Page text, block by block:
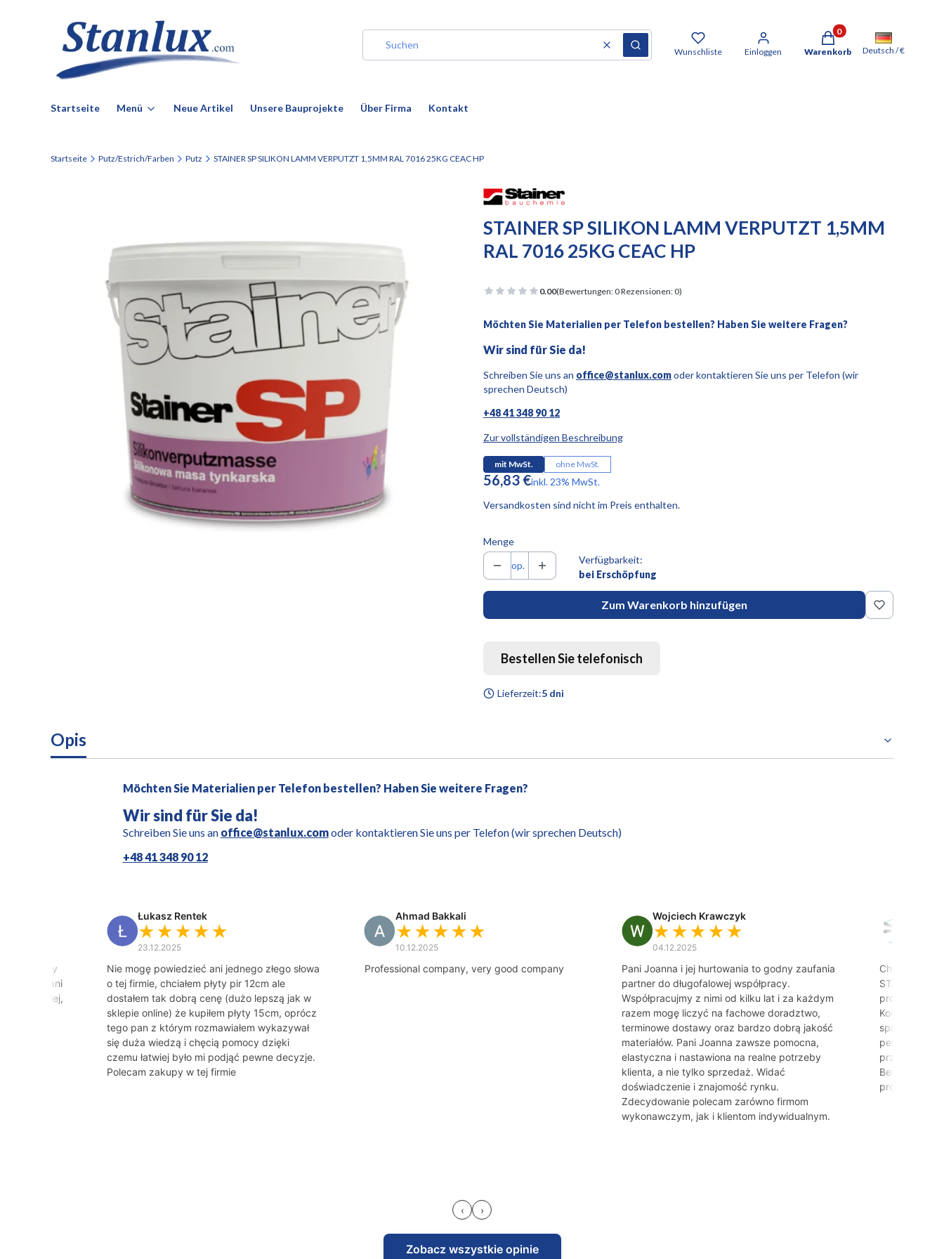
Zurücksetzen
Suchen Wunschliste Einloggen
Produkte im Warenkorb: 0.
Warenkorb Deutsch / €
Startseite Menü Neue Artikel Unsere Bauprojekte Über Firma Kontakt
Startseite Putz/Estrich/Farben Putz STAINER SP SILIKON LAMM VERPUTZT 1,5MM RAL 7016 25KG CEAC HP
STAINER SP SILIKON LAMM VERPUTZT 1,5MM
RAL 7016 25KG CEAC HP
0.00(Bewertungen: 0 Rezensionen: 0)
Möchten Sie Materialien per Telefon bestellen? Haben Sie weitere Fragen?
Wir sind für Sie da!
Schreiben Sie uns an office@stanlux.comoder kontaktieren Sie uns per Telefon (wir
sprechen Deutsch)
+48 41 348 90 12
Zur vollständigen Beschreibung
mit MwSt. ohne MwSt.
Preis
56,83 €inkl. 23% MwSt.
inkl. 23% MwSt.
Versandkosten sind nicht im Preis enthalten.
Menge
op.
Verfügbarkeit:
bei Erschöpfung
Zum Warenkorb hinzufügen
Bestellen Sie telefonisch
Lieferzeit:5 dni
Opis
Möchten Sie Materialien per Telefon bestellen? Haben Sie weitere Fragen?
Wir sind für Sie da!
Schreiben Sie uns an office@stanlux.comoder kontaktieren Sie uns per Telefon (wir sprechen Deutsch)
+48 41 348 90 12
tego, czy
Pani
indziej,
Łukasz Rentek
★★★★★
23.12.2025
Nie mogę powiedzieć ani jednego złego słowa
o tej firmie, chciałem płyty pir 12cm ale
dostałem tak dobrą cenę (dużo lepszą jak w
sklepie online) że kupiłem płyty 15cm, oprócz
tego pan z którym rozmawiałem wykazywał
się duża wiedzą i chęcią pomocy dzięki
czemu łatwiej było mi podjąć pewne decyzje.
Polecam zakupy w tej firmie
Ahmad Bakkali
★★★★★
10.12.2025
Professional company, very good company
Wojciech Krawczyk
★★★★★
04.12.2025
Pani Joanna i jej hurtowania to godny zaufania
partner do długofalowej współpracy.
Współpracujmy z nimi od kilku lat i za każdym
razem mogę liczyć na fachowe doradztwo,
terminowe dostawy oraz bardzo dobrą jakość
materiałów. Pani Joanna zawsze pomocna,
elastyczna i nastawiona na realne potrzeby
klienta, a nie tylko sprzedaż. Widać
doświadczenie i znajomość rynku.
Zdecydowanie polecam zarówno firmom
wykonawczym, jak i klientom indywidualnym.
Chciałabym
STANLUX
Kontakt z
sprawy
pełnym
Beatę
‹ ›
Zobacz wszystkie opinie